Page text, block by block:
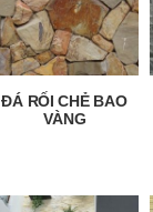
ĐÁ RỐI CHẺ BAO
VÀNG